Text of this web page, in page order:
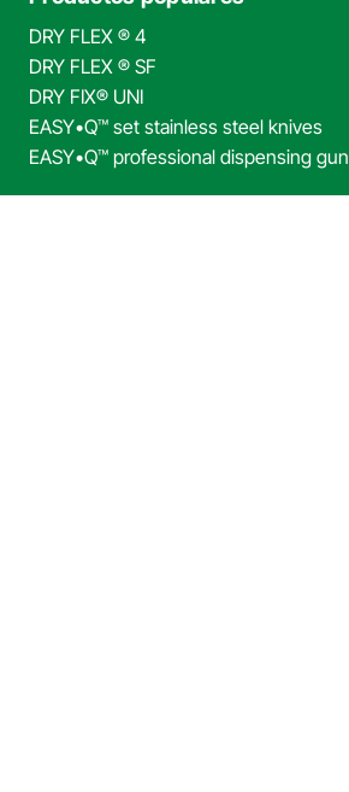
DRY FLEX ® 4
DRY FLEX ® SF
DRY FIX® UNI
EASY•Q™ set stainless steel knives
EASY•Q™ professional dispensing gun